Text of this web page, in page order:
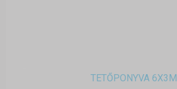
TETŐPONYVA 6X3M